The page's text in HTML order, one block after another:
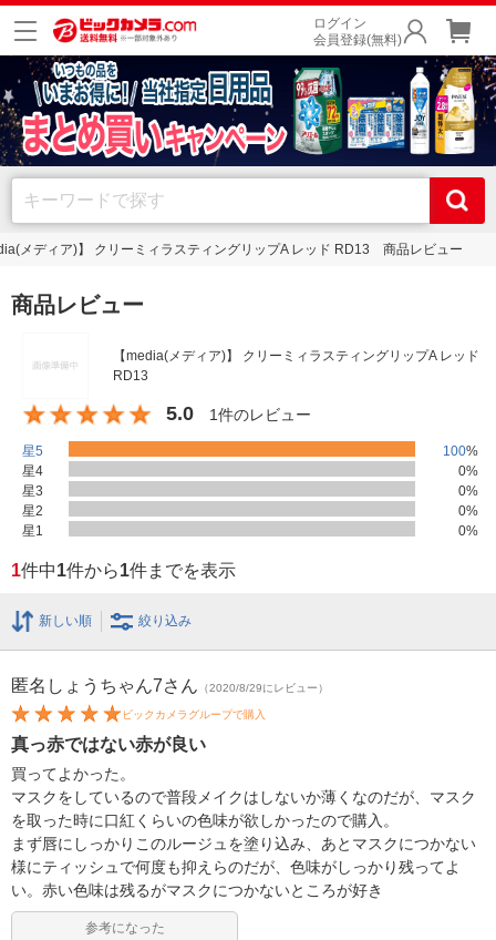
ログイン
会員登録(無料)
メディア)】 クリーミィラスティングリップA レッド RD13 商品レビュー
商品レビュー
【media(メディア)】 クリーミィラスティングリップA レッド
RD13
5.0 1件のレビュー
星5 100%
星4
0%
星3
0%
星2
0%
星1
0%
1件中1件から1件までを表示
新しい順 絞り込み
匿名しょうちゃん7さん （2020/8/29にレビュー）
ビックカメラグループで購入
真っ赤ではない赤が良い
買ってよかった。
マスクをしているので普段メイクはしないか薄くなのだが、マスク
を取った時に口紅くらいの色味が欲しかったので購入。
まず唇にしっかりこのルージュを塗り込み、あとマスクにつかない
様にティッシュで何度も抑えらのだが、色味がしっかり残ってよ
い。赤い色味は残るがマスクにつかないところが好き
参考になった